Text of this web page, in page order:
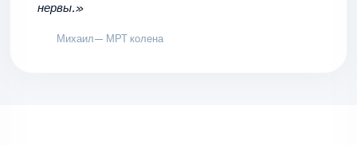
нервы.»
Михаил— МРТ колена